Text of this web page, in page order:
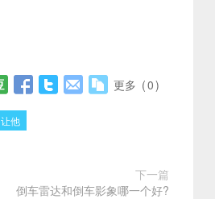
更多 (0)
让他
下一篇
倒车雷达和倒车影象哪一个好?